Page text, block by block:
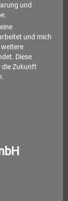
und
und mich
Diese
die Zukunft